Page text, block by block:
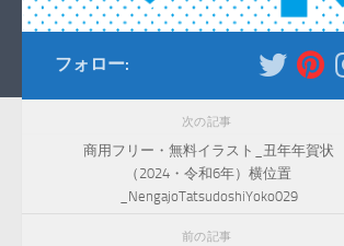
フォロー:
次の記事
商用フリー・無料イラスト_丑年年賀状
（2024・令和6年）横位置
_NengajoTatsudoshiYoko029
前の記事